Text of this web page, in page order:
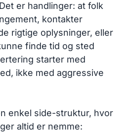
er handlinger: at folk
kontakter
rigtige oplysninger, eller
finde tid og sted
starter med
ikke med aggressive
enkel side-struktur, hvor
altid er nemme: